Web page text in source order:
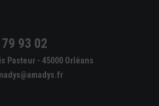
93 02
Pasteur - 45000 Orléans